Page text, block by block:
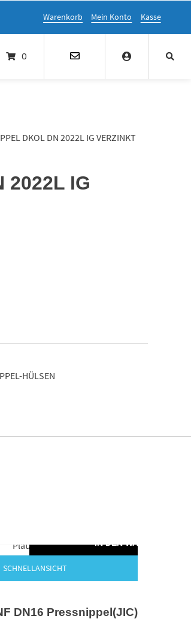
Warenkorb Mein Konto Kasse
0
DKOL DN 2022L IG VERZINKT
2022L IG
HÜLSEN
IN DEN WARENKORB
SCHNELLANSICHT
DN16 Pressnippel(JIC)